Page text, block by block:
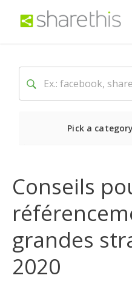
Pick a category
Conseils
grandes
2020